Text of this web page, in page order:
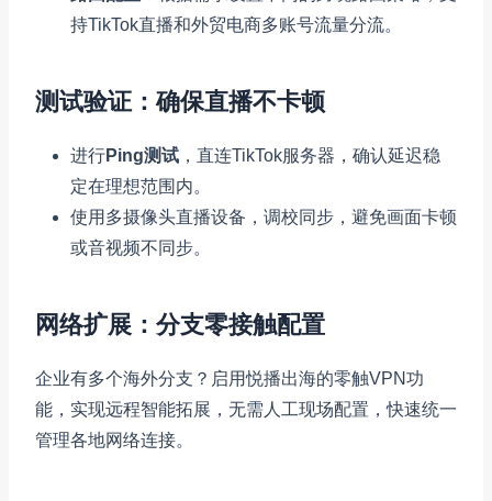
持TikTok直播和外贸电商多账号流量分流。
测试验证：确保直播不卡顿
进行Ping测试 ，直连TikTok服务器，确认延迟稳
定在理想范围内。
使用多摄像头直播设备，调校同步，避免画面卡顿
或音视频不同步。
网络扩展：分支零接触配置
企业有多个海外分支？启用悦播出海的零触VPN功
能，实现远程智能拓展，无需人工现场配置，快速统一
管理各地网络连接。